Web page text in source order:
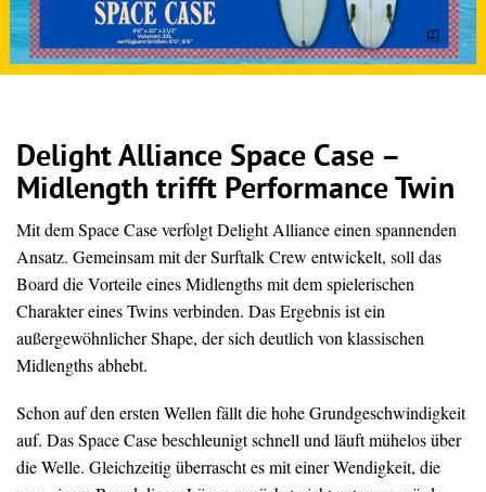
Delight Alliance Space Case –
Midlength trifft Performance Twin
Mit dem Space Case verfolgt Delight Alliance einen spannenden
Ansatz. Gemeinsam mit der Surftalk Crew entwickelt, soll das
Board die Vorteile eines Midlengths mit dem spielerischen
Charakter eines Twins verbinden. Das Ergebnis ist ein
außergewöhnlicher Shape, der sich deutlich von klassischen
Midlengths abhebt.
Schon auf den ersten Wellen fällt die hohe Grundgeschwindigkeit
auf. Das Space Case beschleunigt schnell und läuft mühelos über
die Welle. Gleichzeitig überrascht es mit einer Wendigkeit, die